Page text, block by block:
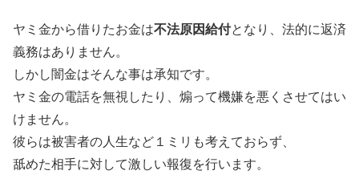
ヤミ金から借りたお金は不法原因給付となり、法的に返済
義務はありません。
しかし闇金はそんな事は承知です。
ヤミ金の電話を無視したり、煽って機嫌を悪くさせてはい
けません。
彼らは被害者の人生など１ミリも考えておらず、
舐めた相手に対して激しい報復を行います。